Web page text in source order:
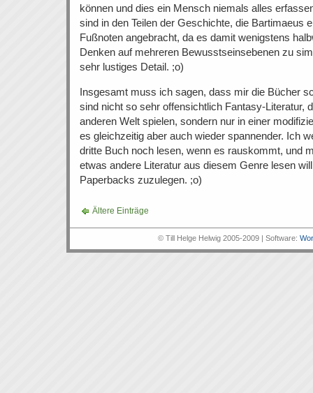
können und dies ein Mensch niemals alles
sind in den Teilen der Geschichte, die Bartimaeus
Fußnoten angebracht, da es damit wenigstens
Denken auf mehreren Bewusstseinsebenen zu
sehr lustiges Detail. ;o)
Insgesamt muss ich sagen, dass mir die Bücher
sind nicht so sehr offensichtlich Fantasy-Literatur,
anderen Welt spielen, sondern nur in einer
es gleichzeitig aber auch wieder spannender. Ich
dritte Buch noch lesen, wenn es rauskommt, und
etwas andere Literatur aus diesem Genre lesen
Paperbacks zuzulegen. ;o)
Ältere Einträge
© Till Helge Helwig 2005-2009 | Software: